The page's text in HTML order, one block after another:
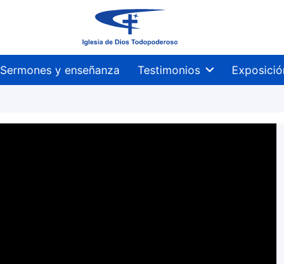
Sermones y enseñanza Testimonios